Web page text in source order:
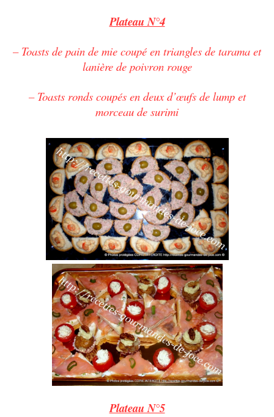
Plateau N°4
– Toasts de pain de mie coupé en triangles de tarama et
lanière de poivron rouge
– Toasts ronds coupés en deux d’œufs de lump et
morceau de surimi
Plateau N°5